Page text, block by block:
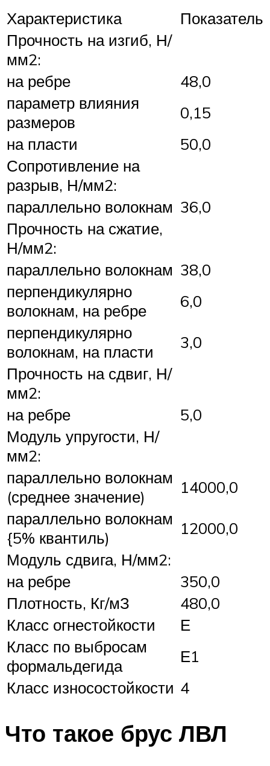
Характеристика
Показатель
Прочность на изгиб, Н/
мм2:
на ребре
48,0
параметр влияния
размеров
0,15
на пласти
50,0
Сопротивление на
разрыв, Н/мм2:
параллельно волокнам 36,0
Прочность на сжатие,
Н/мм2:
параллельно волокнам 38,0
перпендикулярно
волокнам, на ребре
6,0
перпендикулярно
волокнам, на пласти
3,0
Прочность на сдвиг, Н/
мм2:
на ребре
5,0
Модуль упругости, Н/
мм2:
параллельно волокнам
(среднее значение)
14000,0
параллельно волокнам
{5% квантиль)
12000,0
Модуль сдвига, Н/мм2:
на ребре
350,0
Плотность, Кг/мЗ
480,0
Класс огнестойкости
Е
Класс по выбросам
формальдегида
Е1
Класс износостойкости 4
Что такое брус ЛВЛ